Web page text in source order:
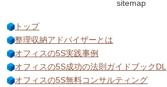
トップ
整理収納アドバイザーとは
オフィスの5S実践事例
オフィスの5S成功の法則ガイドブックDL
オフィスの5S無料コンサルティング